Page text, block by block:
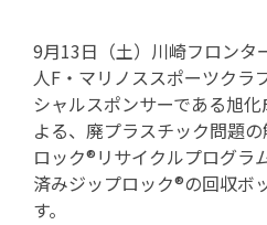
9月13日（土）川崎フロンタ
人F・マリノススポーツクラ
シャルスポンサーである旭
よる、廃プラスチック問題
ロック®リサイクルプログラ
済みジップロック®の回収ボ
す。